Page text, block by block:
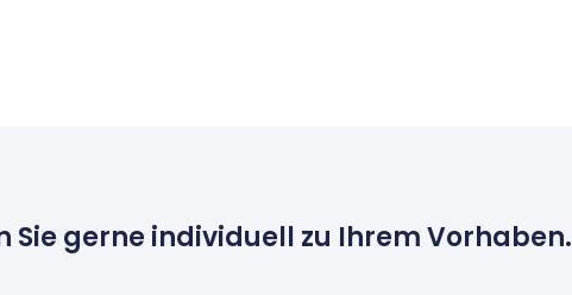
Sie gerne individuell zu Ihrem Vorhaben.